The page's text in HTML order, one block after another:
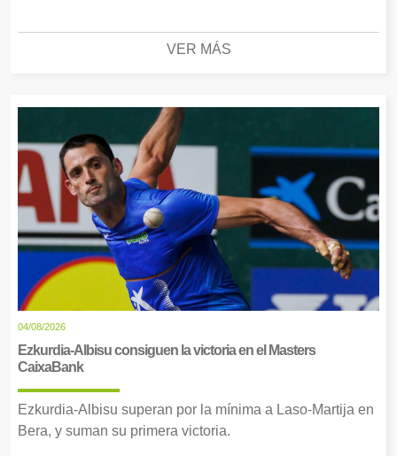
VER MÁS
04/08/2026
Ezkurdia-Albisu consiguen la victoria en el Masters
CaixaBank
Ezkurdia-Albisu superan por la mínima a Laso-Martija en
Bera, y suman su primera victoria.